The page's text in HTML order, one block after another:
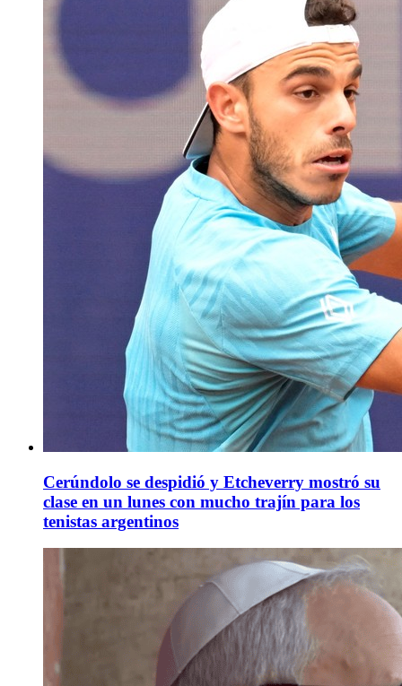
Cerúndolo se despidió y Etcheverry mostró su
clase en un lunes con mucho trajín para los
tenistas argentinos